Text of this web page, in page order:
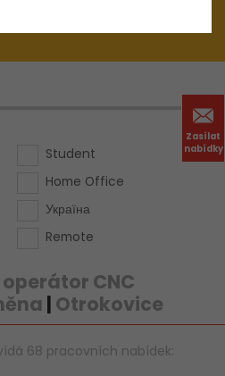
Zasílat
nabídky
Student
Home Office
Україна
Remote
operátor CNC
| Otrokovice
68 pracovních nabídek: